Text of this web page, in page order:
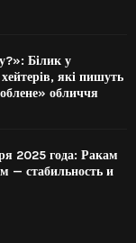
Білик у
які пишуть
обличчя
2025 года: Ракам
— стабильность и